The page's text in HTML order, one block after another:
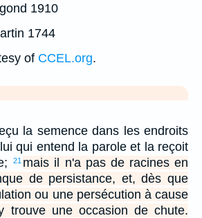
1910
1744
of CCEL.org.
la semence dans les endroits
qui entend la parole et la reçoit
21 mais il n'a pas de racines en
de persistance, et, dès que
ou une persécution à cause
trouve une occasion de chute.